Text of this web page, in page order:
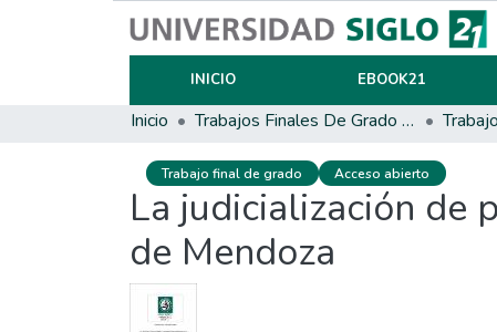
INICIO EBOOK21
Inicio Trabajos Finales De Grado Y Posgrado
Trabajo final de grado Acceso abierto
La judicialización de
de Mendoza